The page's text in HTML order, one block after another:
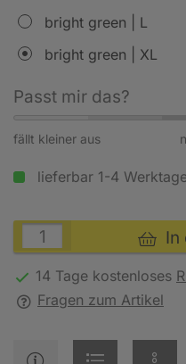
bright green | L
bright green | XL
Passt mir das?
fällt kleiner aus
lieferbar 1-4
In
14 Tage kostenloses
Fragen zum Artikel